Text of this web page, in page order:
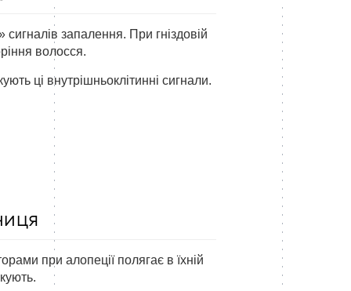
запалення. При гніздовій
волосся.
ці внутрішньоклітинні сигнали.
при алопеції полягає в їхній